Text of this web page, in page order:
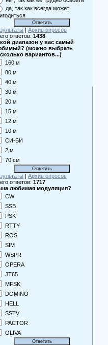
да, так как всегда может
| Архив опросов
ответов: 1438
диапазон у вас самый
(можно выбрать
вариантов...)
160 м
80 м
40 м
30 м
20 м
15 м
12 м
10 м
СИ-БИ
2 м
70 см
| Архив опросов
ответов: 1717
любимая модуляция?
CW
SSB
PSK
RTTY
ROS
SIM
WSPR
OPERA
JT65
MFSK
DOMINO
HELL
SSTV
PACTOR
OLIVA